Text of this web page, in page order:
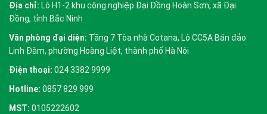
Địa chỉ: Lô H1-2 khu công nghiệp Đại Đồng Hoàn Sơn, xã Đại
Đồng, tỉnh Bắc Ninh
Văn phòng đại diện: Tầng 7 Tòa nhà Cotana, Lô CC5A Bán đảo
Linh Đàm, phường Hoàng Liệt, thành phố Hà Nội
Điện thoại: 024 3382 9999
Hotline: 0857 829 999
MST: 0105222602